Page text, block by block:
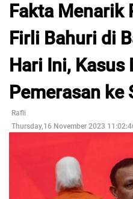
Fakta Menarik
Firli Bahuri di
Hari Ini, Kasus
Pemerasan ke
Rafli
Thursday,16 November 2023